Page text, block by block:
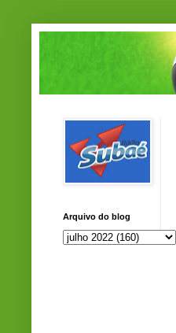
Arquivo do blog